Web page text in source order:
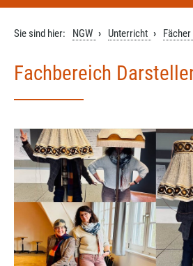
Sie sind hier: NGW Unterricht Fächer
Fachbereich